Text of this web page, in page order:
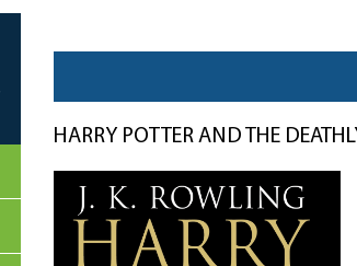
HARRY POTTER AND THE